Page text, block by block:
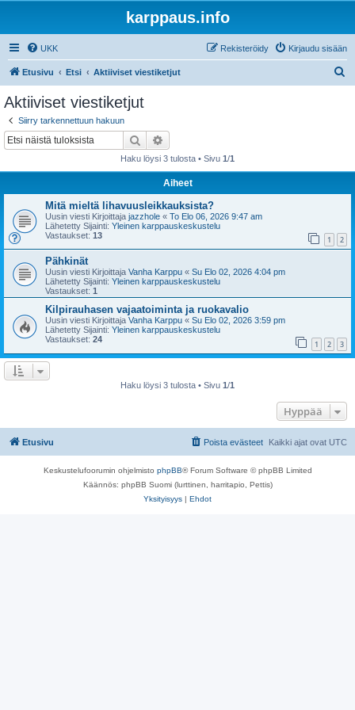
karppaus.info
UKK Kirjaudu sisään
Rekisteröidy
Etusivu Etsi Aktiiviset viestiketjut
Aktiiviset viestiketjut
Siirry tarkennettuun hakuun
Etsi
Haku löysi 3 tulosta • Sivu 1/1
Aiheet
Mitä mieltä lihavuusleikkauksista?
Uusin viesti Kirjoittaja jazzhole « To Elo 06, 2026 9:47 am
Lähetetty Sijainti: Yleinen karppauskeskustelu
Vastaukset: 13 1 2
Pähkinät
Uusin viesti Kirjoittaja Vanha Karppu « Su Elo 02, 2026 4:04 pm
Lähetetty Sijainti: Yleinen karppauskeskustelu
Vastaukset: 1
Kilpirauhasen vajaatoiminta ja ruokavalio
Uusin viesti Kirjoittaja Vanha Karppu « Su Elo 02, 2026 3:59 pm
Lähetetty Sijainti: Yleinen karppauskeskustelu
Vastaukset: 24 1 2 3
Haku löysi 3 tulosta • Sivu 1/1
Hyppää
Etusivu Kaikki ajat ovat UTC
Poista evästeet
Keskustelufoorumin ohjelmisto phpBB® Forum Software © phpBB Limited
Käännös: phpBB Suomi (lurttinen, harritapio, Pettis)
Yksityisyys | Ehdot